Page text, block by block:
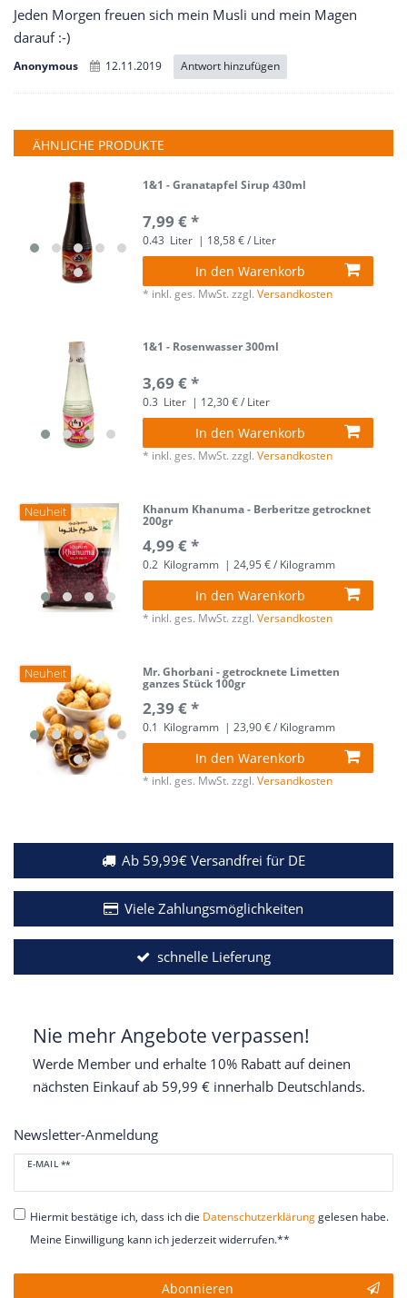
Jeden Morgen freuen sich mein Musli und mein Magen
darauf :-)
Anonymous 12.11.2019 Antwort hinzufügen
ÄHNLICHE PRODUKTE
1&1 - Granatapfel Sirup 430ml
7,99 € *
0.43 Liter | 18,58 € / Liter
In den Warenkorb
* inkl. ges. MwSt. zzgl.Versandkosten
1&1 - Rosenwasser 300ml
3,69 € *
0.3 Liter | 12,30 € / Liter
In den Warenkorb
* inkl. ges. MwSt. zzgl.Versandkosten
Neuheit Khanum Khanuma - Berberitze getrocknet
200gr
4,99 € *
0.2 Kilogramm | 24,95 € / Kilogramm
In den Warenkorb
* inkl. ges. MwSt. zzgl.Versandkosten
Neuheit Mr. Ghorbani - getrocknete Limetten
ganzes Stück 100gr
2,39 € *
0.1 Kilogramm | 23,90 € / Kilogramm
In den Warenkorb
* inkl. ges. MwSt. zzgl.Versandkosten
Ab 59,99€ Versandfrei für DE
Viele Zahlungsmöglichkeiten
schnelle Lieferung
Nie mehr Angebote verpassen!
Werde Member und erhalte 10% Rabatt auf deinen
nächsten Einkauf ab 59,99 € innerhalb Deutschlands.
Newsletter-Anmeldung
E-MAIL **
Newsletter
Honig
Hiermit bestätige ich, dass ich die Daten­schutz­erklärunggelesen habe.
Meine Einwilligung kann ich jederzeit widerrufen.**
Abonnieren